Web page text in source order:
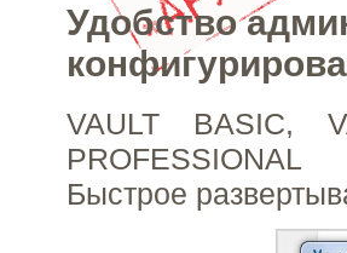
Удобство
VAULT BASIC,
PROFESSIONAL
Быстрое